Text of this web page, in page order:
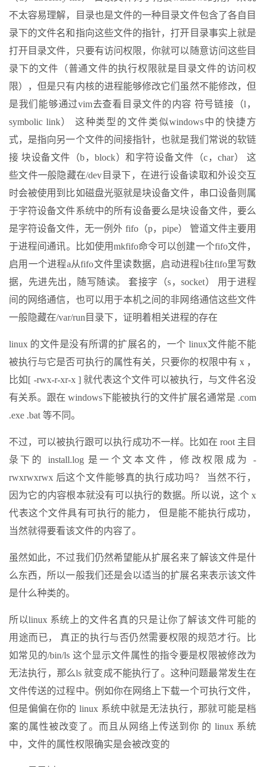
不太容易理解，目录也是文件的一种目录文件包含了各自目
录下的文件名和指向这些文件的指针，打开目录事实上就是
打开目录文件，只要有访问权限，你就可以随意访问这些目
录下的文件（普通文件的执行权限就是目录文件的访问权
限），但是只有内核的进程能够修改它们虽然不能修改，但
是我们能够通过vim去查看目录文件的内容 符号链接（l，
symbolic link） 这种类型的文件类似windows中的快捷方
式，是指向另一个文件的间接指针，也就是我们常说的软链
接 块设备文件（b，block）和字符设备文件（c，char） 这
些文件一般隐藏在/dev目录下，在进行设备读取和外设交互
时会被使用到比如磁盘光驱就是块设备文件，串口设备则属
于字符设备文件系统中的所有设备要么是块设备文件，要么
是字符设备文件，无一例外 fifo（p，pipe） 管道文件主要用
于进程间通讯。比如使用mkfifo命令可以创建一个fifo文件，
启用一个进程a从fifo文件里读数据，启动进程b往fifo里写数
据，先进先出，随写随读。 套接字（s，socket） 用于进程
间的网络通信，也可以用于本机之间的非网络通信这些文件
一般隐藏在/var/run目录下，证明着相关进程的存在
linux 的文件是没有所谓的扩展名的，一个 linux文件能不能
被执行与它是否可执行的属性有关，只要你的权限中有 x ，
比如[ -rwx-r-xr-x ] 就代表这个文件可以被执行，与文件名没
有关系。跟在 windows下能被执行的文件扩展名通常是 .com
.exe .bat 等不同。
不过，可以被执行跟可以执行成功不一样。比如在 root 主目
彔下的 install.log 是一个文本文件，修改权限成为 -
rwxrwxrwx 后这个文件能够真的执行成功吗？ 当然不行，
因为它的内容根本就没有可以执行的数据。所以说，这个 x
代表这个文件具有可执行的能力， 但是能不能执行成功，
当然就得要看该文件的内容了。
虽然如此，不过我们仍然希望能从扩展名来了解该文件是什
么东西，所以一般我们还是会以适当的扩展名来表示该文件
是什么种类的。
所以linux 系统上的文件名真的只是让你了解该文件可能的
用途而已， 真正的执行与否仍然需要权限的规范才行。比
如常见的/bin/ls 这个显示文件属性的指令要是权限被修改为
无法执行，那么ls 就变成不能执行了。这种问题最常发生在
文件传送的过程中。例如你在网络上下载一个可执行文件，
但是偏偏在你的 linux 系统中就是无法执行，那就可能是档
案的属性被改变了。而且从网络上传送到你 的 linux 系统
中，文件的属性权限确实是会被改变的